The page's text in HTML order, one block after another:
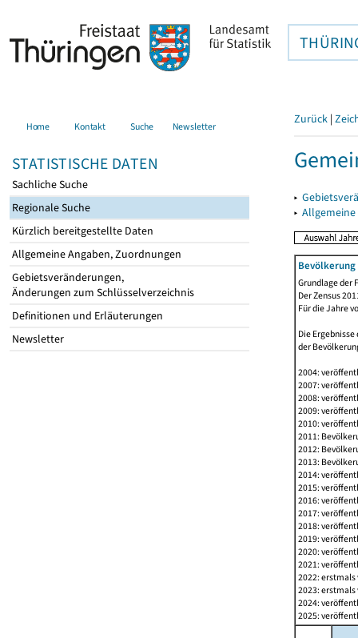
Home Kontakt Suche Newsletter
STATISTISCHE DATEN
Sachliche Suche
Regionale Suche
Kürzlich bereitgestellte Daten
Allgemeine Angaben, Zuordnungen
Gebietsveränderungen,
Änderungen zum Schlüsselverzeichnis
Definitionen und Erläuterungen
Newsletter
Zurück |
▸
▸
Grundlage der
Der Zensus
Für die Jahre
Die
der
2004:
2007:
2008:
2009:
2010:
2011:
2012:
2013:
2014:
2015:
2016:
2017:
2018:
2019:
2020:
2021:
2022:
2023:
2024:
2025: